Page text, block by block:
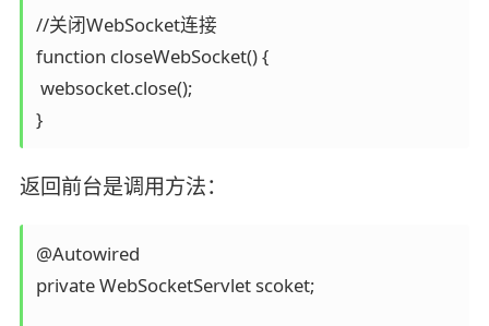
//关闭WebSocket连接
function closeWebSocket() {
websocket.close();
}
返回前台是调用方法：
@Autowired
private WebSocketServlet scoket;